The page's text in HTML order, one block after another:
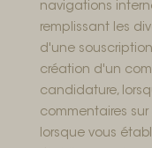
navigations
remplissant les
d'une
création d'un
candidature,
commentaires
lorsque vous